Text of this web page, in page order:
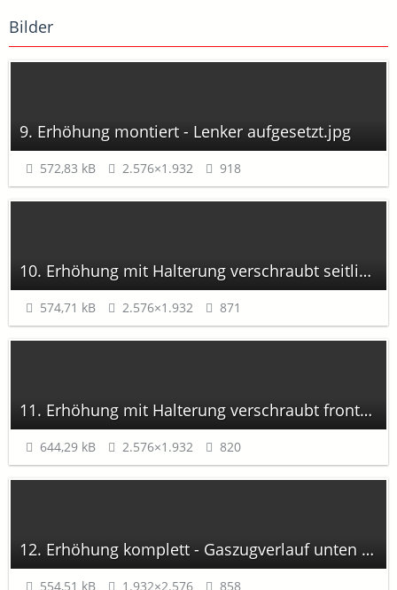
Bilder
9. Erhöhung montiert - Lenker aufgesetzt.jpg
572,83 kB 2.576×1.932 918
10. Erhöhung mit Halterung verschraubt seitlich.jpg
574,71 kB 2.576×1.932 871
11. Erhöhung mit Halterung verschraubt frontal.jpg
644,29 kB 2.576×1.932 820
12. Erhöhung komplett - Gaszugverlauf unten rechts.jpg
554,51 kB 1.932×2.576 858